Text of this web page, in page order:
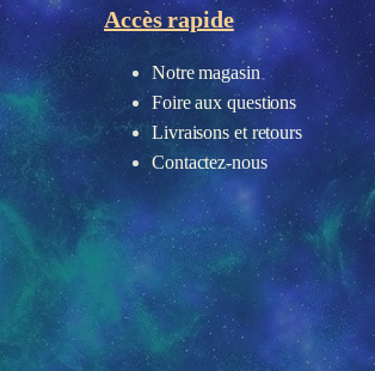
Accès rapide
Notre magasin
Foire aux questions
Livraisons et retours
Contactez-nous